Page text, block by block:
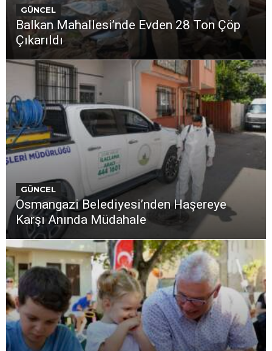
GÜNCEL
Balkan Mahallesi’nde Evden 28 Ton Çöp
Çıkarıldı
GÜNCEL
Osmangazi Belediyesi’nden Haşereye
Karşı Anında Müdahale